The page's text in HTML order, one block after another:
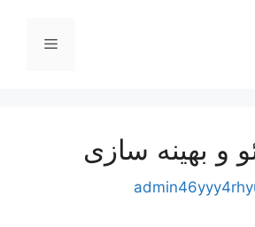
فهرست
و بهینه سازی